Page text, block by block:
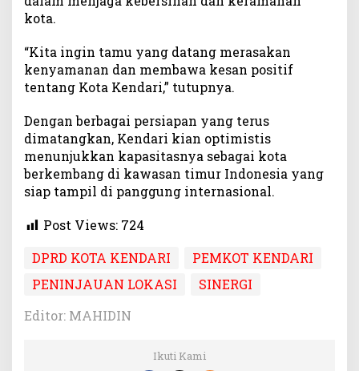
kota.
“Kita ingin tamu yang datang merasakan
kenyamanan dan membawa kesan positif
tentang Kota Kendari,” tutupnya.
Dengan berbagai persiapan yang terus
dimatangkan, Kendari kian optimistis
menunjukkan kapasitasnya sebagai kota
berkembang di kawasan timur Indonesia yang
siap tampil di panggung internasional.
Post Views: 724
DPRD KOTA KENDARI
PEMKOT KENDARI
PENINJAUAN LOKASI
SINERGI
Editor: MAHIDIN
Ikuti Kami